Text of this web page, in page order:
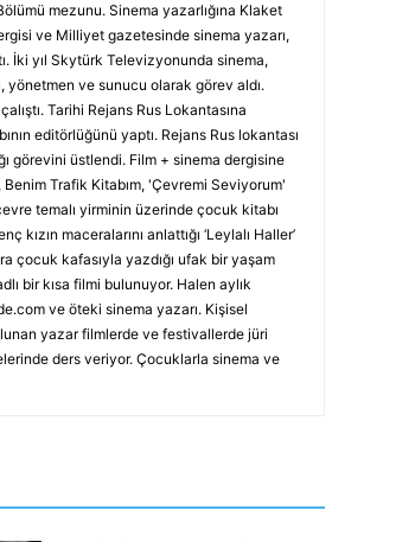
mezunu. Sinema yazarlığına Klaket
ve Milliyet gazetesinde sinema yazarı,
İki yıl Skytürk Televizyonunda sinema,
yönetmen ve sunucu olarak görev aldı.
Tarihi Rejans Rus Lokantasına
editörlüğünü yaptı. Rejans Rus lokantası
görevini üstlendi. Film + sinema dergisine
Benim Trafik Kitabım, 'Çevremi Seviyorum'
temalı yirminin üzerinde çocuk kitabı
maceralarını anlattığı ‘Leylalı Haller’
çocuk kafasıyla yazdığı ufak bir yaşam
bir kısa filmi bulunuyor. Halen aylık
ve öteki sinema yazarı. Kişisel
yazar filmlerde ve festivallerde jüri
ders veriyor. Çocuklarla sinema ve